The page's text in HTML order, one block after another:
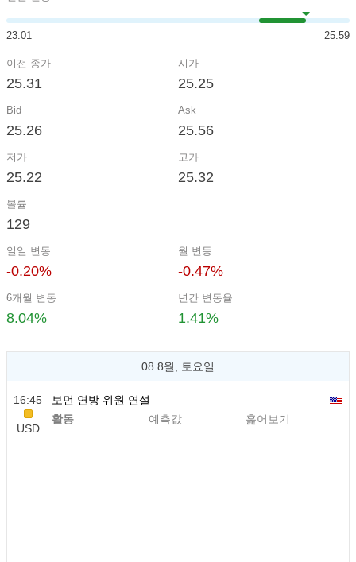
23.01 25.59
이전 종가
25.31
시가
25.25
Bid
25.26
Ask
25.56
저가
25.22
고가
25.32
볼륨
129
일일 변동
-0.20%
월 변동
-0.47%
6개월 변동
8.04%
년간 변동율
1.41%
08 8월, 토요일
16:45
USD
보먼 연방 위원 연설
활동
예측값 훑어보기